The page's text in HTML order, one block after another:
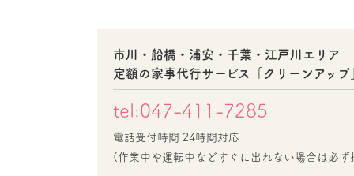
市川・船橋・浦安・千葉・江戸川エリア
定額の家事代行サービス「クリーンアップ
tel:047-411-7285
電話受付時間 24時間対応
(作業中や運転中などすぐに出れない場合は必ず